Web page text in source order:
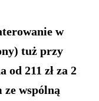
w
tuż przy
od 211 zł za 2
ze wspólną